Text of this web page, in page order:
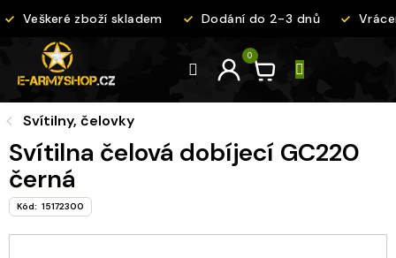
na
Veškeré zboží skladem Dodání do 2-3 dnů
Svítilny, čelovky
Svítilna čelová dobíjecí GC220
černá
Kód: 15172300